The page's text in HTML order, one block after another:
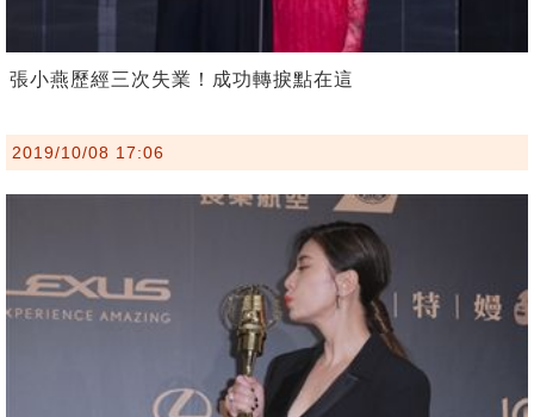
張小燕歷經三次失業！成功轉捩點在這
2019/10/08 17:06